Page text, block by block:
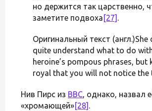
но держится так царственно,
заметите подвоха [27] .
Оригинальный текст
quite understand what to do
heroine’s pompous phrases, but
royal that you will not notice the
Нив Пирс из BBC, однако, назвал
«хромающей»[28] .